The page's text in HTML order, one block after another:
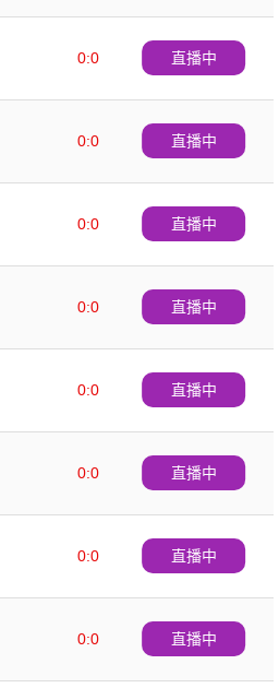
0:0
直播中
0:0
直播中
0:0
直播中
0:0
直播中
0:0
直播中
0:0
直播中
0:0
直播中
0:0
直播中